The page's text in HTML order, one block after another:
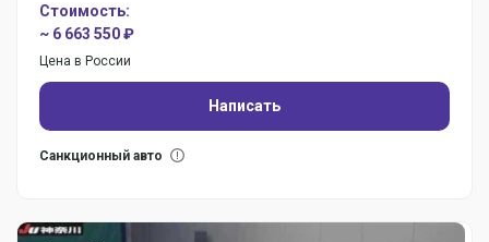
Стоимость:
~ 6 663 550 ₽
Цена в России
Написать
Санкционный авто